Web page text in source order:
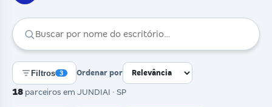
Filtros 3
18 parceiros em JUNDIAI · SP
Ordenar por